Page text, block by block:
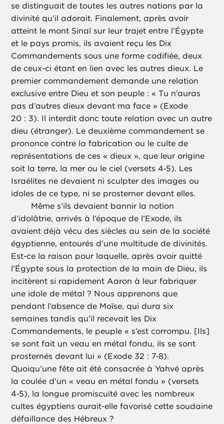
se distinguait de toutes les autres nations par la
divinité qu’il adorait. Finalement, après avoir
atteint le mont Sinaï sur leur trajet entre l’Égypte
et le pays promis, ils avaient reçu les Dix
Commandements sous une forme codifiée, deux
de ceux-ci étant en lien avec les autres dieux. Le
premier commandement demande une relation
exclusive entre Dieu et son peuple : « Tu n’auras
pas d’autres dieux devant ma face » (Exode
20 : 3). Il interdit donc toute relation avec un autre
dieu (étranger). Le deuxième commandement se
prononce contre la fabrication ou le culte de
représentations de ces « dieux », que leur origine
soit la terre, la mer ou le ciel (versets 4‑5). Les
Israélites ne devaient ni sculpter des images ou
idoles de ce type, ni se prosterner devant elles.
Même s’ils devaient bannir la notion
d’idolâtrie, arrivés à l’époque de l’Exode, ils
avaient déjà vécu des siècles au sein de la société
égyptienne, entourés d’une multitude de divinités.
Est-ce la raison pour laquelle, après avoir quitté
l’Égypte sous la protection de la main de Dieu, ils
incitèrent si rapidement Aaron à leur fabriquer
une idole de métal ? Nous apprenons que
pendant l’absence de Moïse, qui dura six
semaines tandis qu’il recevait les Dix
Commandements, le peuple « s’est corrompu. [Ils]
se sont fait un veau en métal fondu, ils se sont
prosternés devant lui » (Exode 32 : 7‑8).
Quoiqu’une fête ait été consacrée à Yahvé après
la coulée d’un « veau en métal fondu » (versets
4‑5), la longue promiscuité avec les nombreux
cultes égyptiens aurait-elle favorisé cette soudaine
défaillance des Hébreux ?